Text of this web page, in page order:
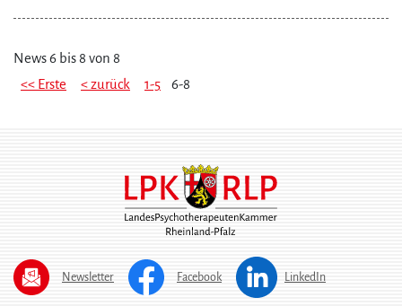
News 6 bis 8 von 8
<< Erste
< zurück 1-5 6-8
Newsletter Facebook LinkedIn